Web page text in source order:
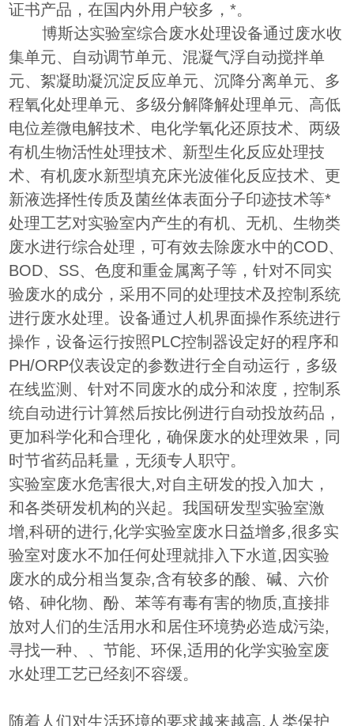
证书产品，在国内外用户较多，*。
博斯达实验室综合废水处理设备通过废水收
集单元、自动调节单元、混凝气浮自动搅拌单
元、絮凝助凝沉淀反应单元、沉降分离单元、多
程氧化处理单元、多级分解降解处理单元、高低
电位差微电解技术、电化学氧化还原技术、两级
有机生物活性处理技术、新型生化反应处理技
术、有机废水新型填充床光波催化反应技术、更
新液选择性传质及菌丝体表面分子印迹技术等*
处理工艺对实验室内产生的有机、无机、生物类
废水进行综合处理，可有效去除废水中的COD、
BOD、SS、色度和重金属离子等，针对不同实
验废水的成分，采用不同的处理技术及控制系统
进行废水处理。设备通过人机界面操作系统进行
操作，设备运行按照PLC控制器设定好的程序和
PH/ORP仪表设定的参数进行全自动运行，多级
在线监测、针对不同废水的成分和浓度，控制系
统自动进行计算然后按比例进行自动投放药品，
更加科学化和合理化，确保废水的处理效果，同
时节省药品耗量，无须专人职守。
实验室废水危害很大,对自主研发的投入加大，
和各类研发机构的兴起。我国研发型实验室激
增,科研的进行,化学实验室废水日益增多,很多实
验室对废水不加任何处理就排入下水道,因实验
废水的成分相当复杂,含有较多的酸、碱、六价
铬、砷化物、酚、苯等有毒有害的物质,直接排
放对人们的生活用水和居住环境势必造成污染,
寻找一种、、节能、环保,适用的化学实验室废
水处理工艺已经刻不容缓。
随着人们对生活环境的要求越来越高,人类保护